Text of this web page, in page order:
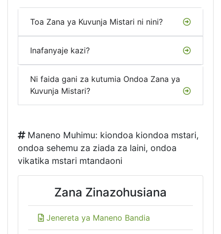
Toa Zana ya Kuvunja Mistari ni nini?
Inafanyaje kazi?
Ni faida gani za kutumia Ondoa Zana ya
Kuvunja Mistari?
Maneno Muhimu: kiondoa kiondoa mstari,
ondoa sehemu za ziada za laini, ondoa
vikatika mstari mtandaoni
Zana Zinazohusiana
Jenereta ya Maneno Bandia